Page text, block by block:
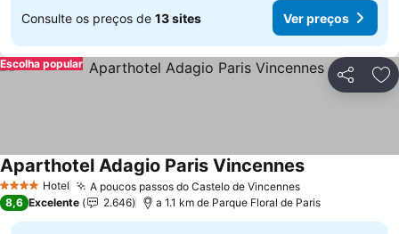
Consulte os preços de 13 sites Ver preços
Partilhar
Escolha popular
4 EstrelasHotel A poucos passos do Castelo de Vincennes
Aparthotel Adagio Paris Vincennes
8,6 Excelente 2.646 a 1.1 km de Parque Floral de Paris